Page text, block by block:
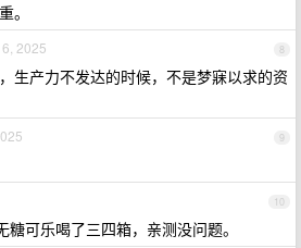
。
8
2025
生产力不发达的时候，不是梦寐以求的资
9
10
可乐喝了三四箱，亲测没问题。